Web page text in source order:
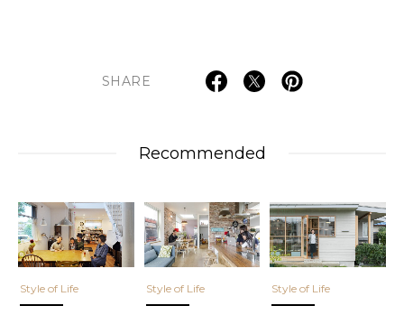
SHARE
Recommended
Style of Life Style of Life Style of Life